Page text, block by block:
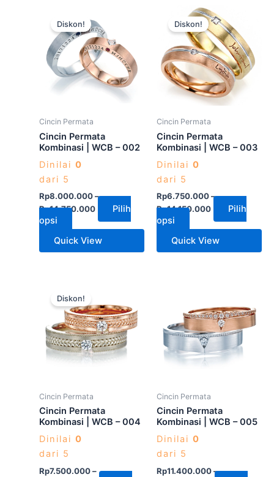
Diskon!
Cincin Permata
Cincin Permata
Kombinasi | WCB – 002
Dinilai 0
dari 5
Rp8.000.000–
Rp14.750.000
Pilih
opsi
ini
memiliki
beberapa
varian.
Pilihan
di
halaman
Quick View
Diskon!
Cincin Permata
Cincin Permata
Kombinasi | WCB – 003
Dinilai 0
dari 5
Rp6.750.000–
Rp14.150.000
Pilih
opsi
Produk
ini
memiliki
beberapa
varian.
Pilihan
ini
di
halaman
Quick View
Diskon!
Cincin Permata
Cincin Permata
Kombinasi | WCB – 004
Dinilai 0
dari 5
Rp7.500.000–
ini
memiliki
beberapa
varian.
Pilihan
di
halaman
Cincin Permata
Cincin Permata
Kombinasi | WCB – 005
Dinilai 0
dari 5
Rp11.400.000–
memiliki
beberapa
varian.
Pilihan
di
halaman